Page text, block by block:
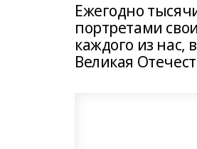
Ежегодно
портретами
каждого из нас,
Великая